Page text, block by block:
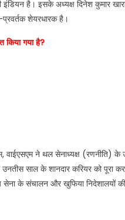
है। इसके अध्यक्ष दिनेश कुमार
शेयरधारक है।
गया है?
वाईएसएम ने थल सेनाध्यक्ष (रणनीति)
साल के शानदार करियर को पूरा
के संचालन और खुफिया निदेशालयों